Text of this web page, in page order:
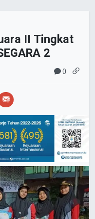
II Tingkat
2
0